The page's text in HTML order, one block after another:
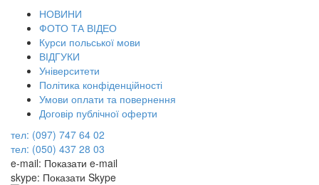
НОВИНИ
ФОТО ТА ВІДЕО
Курси польської мови
ВІДГУКИ
Університети
Політика конфіденційності
Умови оплати та повернення
Договір публічної оферти
тел: (097) 747 64 02
тел: (050) 437 28 03
e-mail: Показати e-mail
skype: Показати Skype